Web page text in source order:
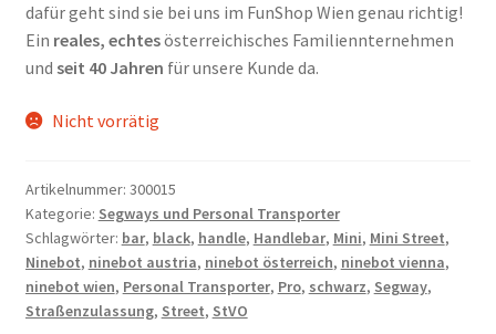
dafür geht sind sie bei uns im FunShop Wien genau richtig!
Ein reales, echtesösterreichisches Familiennternehmen
und seit 40 Jahren für unsere Kunde da.
Nicht vorrätig
Artikelnummer: 300015
Kategorie: Segways und Personal Transporter
Schlagwörter: bar, black, handle, Handlebar, Mini, Mini Street,
Ninebot, ninebot austria, ninebot österreich, ninebot vienna,
ninebot wien, Personal Transporter, Pro, schwarz, Segway,
Straßenzulassung, Street, StVO